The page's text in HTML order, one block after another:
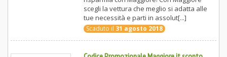
scegli la vettura che meglio si adatta alle
tue necessità e parti in assolut[...]
Scaduto il 31 agosto 2018